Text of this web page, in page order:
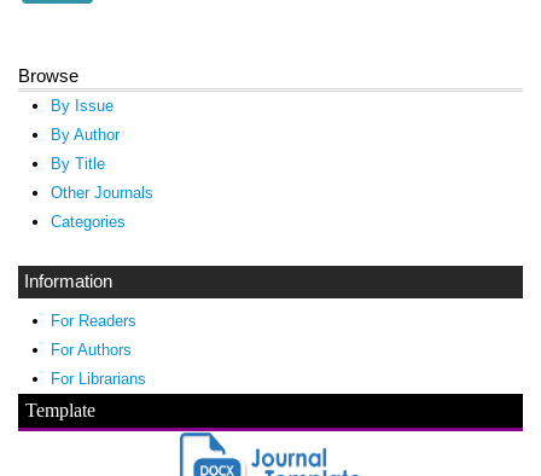
Browse
By Issue
By Author
By Title
Other Journals
Categories
Information
For Readers
For Authors
For Librarians
Template